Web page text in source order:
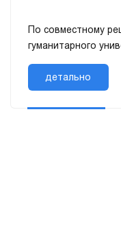
По совместному
гуманитарного
общества с
«Консорциум
детально